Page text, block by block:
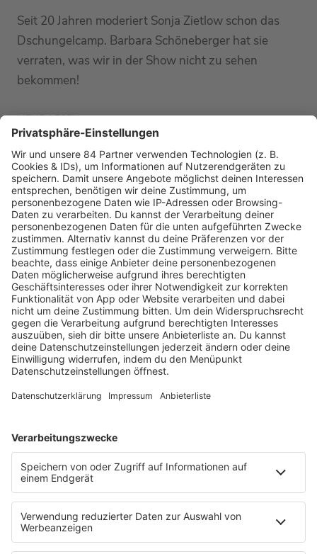
Seit 20 Jahren moderiert Sonja Zietlow schon das
Dschungelcamp. Barbara Schöneberger hat sie
verraten, was wir in der Show nicht zu sehen
bekommen!
MEHR LESEN
PODCAST-GÄSTE: MEHR NEWS
HOME
RADIOS
barba radio
Lagerfeuer
Füße hoch
Schmusekatze
Song Contest
Mädelsabend
Ich hasse Sport
Sonntag Morgen
Strandbar
Putzfimmel
Deutschpop
Deutsche Liebeslieder